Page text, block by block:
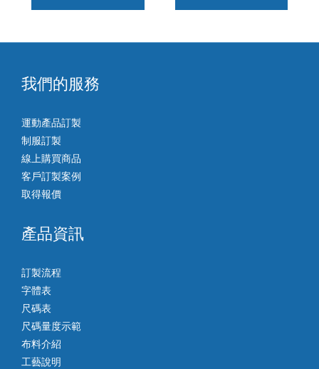
我們的服務
運動產品訂製
制服訂製
線上購買商品
客戶訂製案例
取得報價
產品資訊
訂製流程
字體表
尺碼表
尺碼量度示範
布料介紹
工藝說明